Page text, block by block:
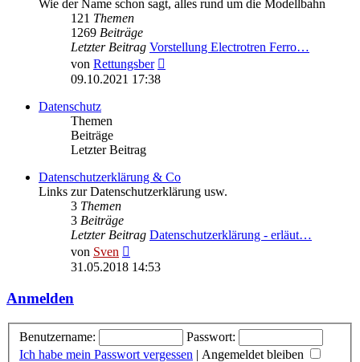
Wie der Name schon sagt, alles rund um die Modellbahn
121 Themen
1269 Beiträge
Letzter Beitrag Vorstellung Electrotren Ferro…
von Rettungsber
09.10.2021 17:38
Datenschutz
Themen
Beiträge
Letzter Beitrag
Datenschutzerklärung & Co
Links zur Datenschutzerklärung usw.
3 Themen
3 Beiträge
Letzter Beitrag Datenschutzerklärung - erläut…
von Sven
Beitrag
31.05.2018 14:53
Anmelden
Benutzername:
Passwort:
Ich habe mein Passwort vergessen | Angemeldet bleiben